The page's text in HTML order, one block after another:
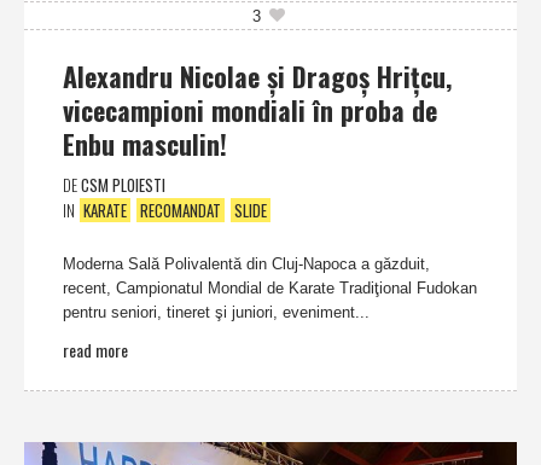
3
Alexandru Nicolae şi Dragoş Hriţcu,
vicecampioni mondiali în proba de
Enbu masculin!
DECSM PLOIESTI
IN KARATE RECOMANDAT SLIDE
Moderna Sală Polivalentă din Cluj-Napoca a găzduit,
recent, Campionatul Mondial de Karate Tradiţional Fudokan
pentru seniori, tineret şi juniori, eveniment...
read more